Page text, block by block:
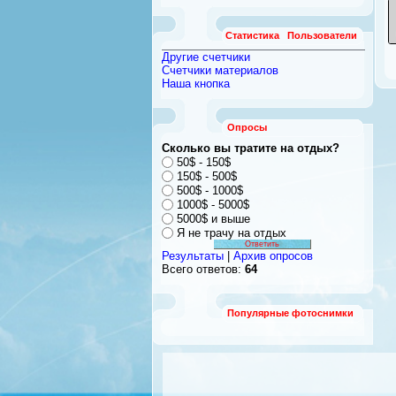
Статистика Пользователи
Другие счетчики
Счетчики материалов
Наша кнопка
Опросы
Сколько вы тратите на отдых?
50$ - 150$
150$ - 500$
500$ - 1000$
1000$ - 5000$
5000$ и выше
Я не трачу на отдых
Результаты
Архив опросов
Всего ответов: 64
Популярные фотоснимки